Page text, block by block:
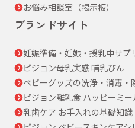
お悩み相談室（掲示板）
ブランドサイト
妊娠準備・妊娠・授乳中サプ
ピジョン母乳実感 哺乳びん
ベビーグッズの洗浄・消毒・
ピジョン離乳食 ハッピーミー
乳歯ケア お手入れの基礎知識